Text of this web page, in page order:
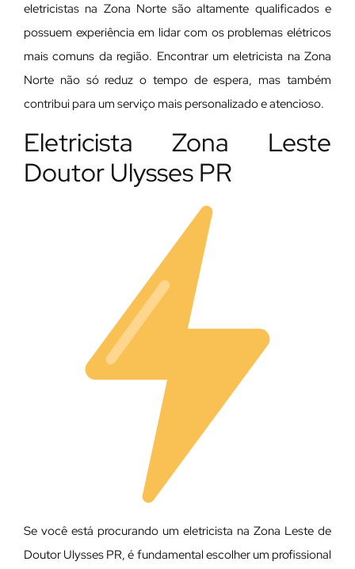
eletricistas na Zona Norte são altamente qualificados e
possuem experiência em lidar com os problemas elétricos
mais comuns da região. Encontrar um eletricista na Zona
Norte não só reduz o tempo de espera, mas também
contribui para um serviço mais personalizado e atencioso.
Eletricista Zona Leste
Doutor Ulysses PR
Se você está procurando um eletricista na Zona Leste de
Doutor Ulysses PR, é fundamental escolher um profissional